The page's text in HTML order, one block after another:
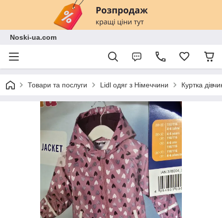
Noski-ua.com
Товари та послуги Lidl одяг з Німеччини Куртка